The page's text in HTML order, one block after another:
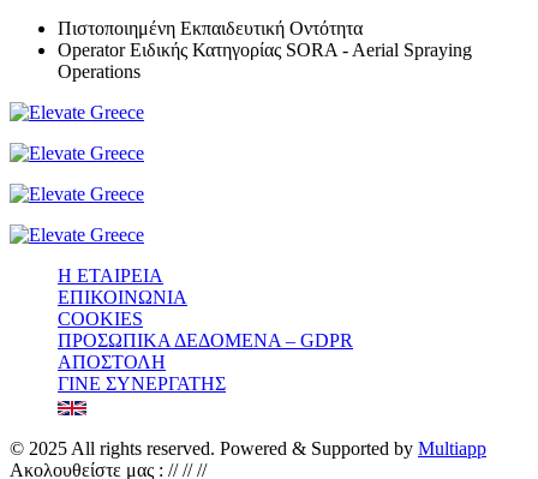
Πιστοποιημένη Εκπαιδευτική Οντότητα
Operator Ειδικής Κατηγορίας SORA - Aerial Spraying
Operations
Η ΕΤΑΙΡΕΙΑ
ΕΠΙΚΟΙΝΩΝΙΑ
COOKIES
ΠΡΟΣΩΠΙΚΑ ΔΕΔΟΜΕΝΑ – GDPR
ΑΠΟΣΤΟΛΗ
ΓΙΝΕ ΣΥΝΕΡΓΑΤΗΣ
© 2025 All rights reserved. Powered & Supported by Multiapp
Ακολουθείστε μας : //////